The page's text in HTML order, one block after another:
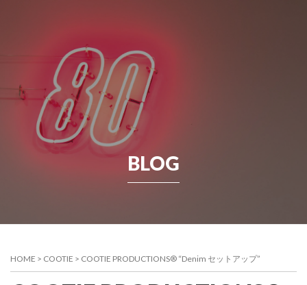
BLOG
HOME > COOTIE > COOTIE PRODUCTIONS® “Denim セットアップ”